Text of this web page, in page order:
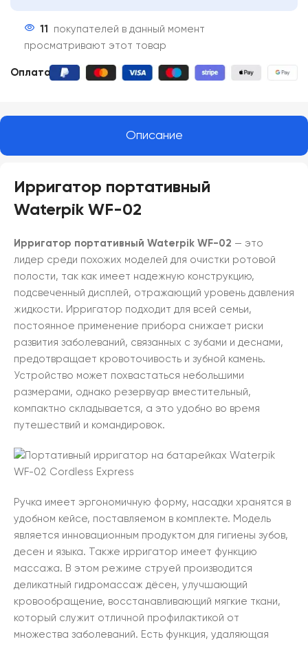
11
покупателей в данный момент
просматривают этот товар
Оплата:
Описание
Ирригатор портативный
Waterpik WF-02
Ирригатор портативный Waterpik WF-02 — это
лидер среди похожих моделей для очистки ротовой
полости, так как имеет надежную конструкцию,
подсвеченный дисплей, отражающий уровень давления
жидкости. Ирригатор подходит для всей семьи,
постоянное применение прибора снижает риски
развития заболеваний, связанных с зубами и деснами,
предотвращает кровоточивость и зубной камень.
Устройство может похвастаться небольшими
размерами, однако резервуар вместительный,
компактно складывается, а это удобно во время
путешествий и командировок.
Ручка имеет эргономичную форму, насадки хранятся в
удобном кейсе, поставляемом в комплекте. Модель
является инновационным продуктом для гигиены зубов,
десен и языка. Также ирригатор имеет функцию
массажа. В этом режиме струей производится
деликатный гидромассаж дёсен, улучшающий
кровообращение, восстанавливающий мягкие ткани,
который служит отличной профилактикой от
множества заболеваний. Есть функция, удаляющая